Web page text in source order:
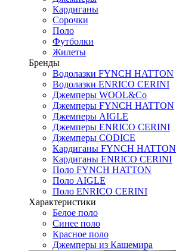
Кардиганы
Сорочки
Поло
Футболки
Жилеты
Бренды
Водолазки FYNCH HATTON
Водолазки ENRICO CERINI
Джемперы WOOL&Co
Джемперы FYNCH HATTON
Джемперы AIGLE
Джемперы ENRICO CERINI
Джемперы CODICE
Кардиганы FYNCH HATTON
Кардиганы ENRICO CERINI
Поло FYNCH HATTON
Поло AIGLE
Поло ENRICO CERINI
Характеристики
Белое поло
Синее поло
Красное поло
Джемперы из Кашемира